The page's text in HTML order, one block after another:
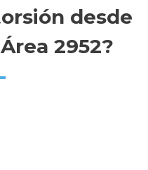
desde
2952?